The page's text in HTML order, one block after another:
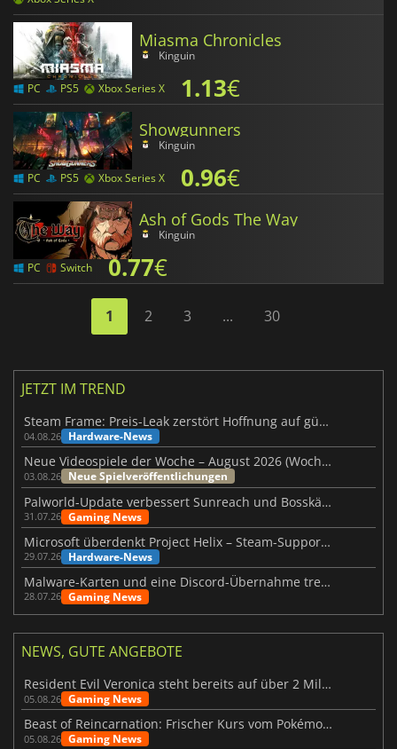
Miasma Chronicles
Kinguin
PC PS5 Xbox Series X 1.13€
Showgunners
Kinguin
PC PS5 Xbox Series X 0.96€
Ash of Gods The Way
Kinguin
PC Switch 0.77€
1 2 3 ... 30
JETZT IM TREND
Steam Frame: Preis-Leak zerstört Hoffnung auf günstiges VR-Headset
04.08.26 Hardware-News
Neue Videospiele der Woche – August 2026 (Woche 32)
03.08.26 Neue Spielveröffentlichungen
Palworld-Update verbessert Sunreach und Bosskämpfe deutlich
31.07.26 Gaming News
Microsoft überdenkt Project Helix – Steam-Support gefährdet
29.07.26 Hardware-News
Malware-Karten und eine Discord-Übernahme treffen Meccha Chameleon
28.07.26 Gaming News
NEWS, GUTE ANGEBOTE
Resident Evil Veronica steht bereits auf über 2 Millionen Wunschlisten
05.08.26 Gaming News
Beast of Reincarnation: Frischer Kurs vom Pokémon-Studio
05.08.26 Gaming News